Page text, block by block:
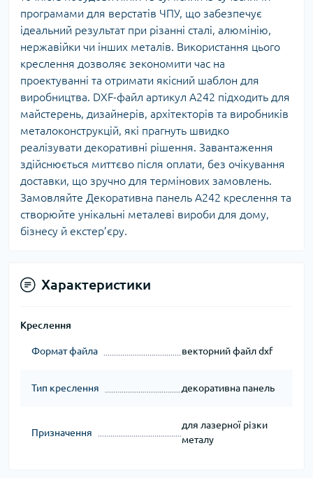
програмами для верстатів ЧПУ, що забезпечує
ідеальний результат при різанні сталі, алюмінію,
нержавійки чи інших металів. Використання цього
креслення дозволяє зекономити час на
проектуванні та отримати якісний шаблон для
виробництва. DXF-файл артикул A242 підходить для
майстерень, дизайнерів, архітекторів та виробників
металоконструкцій, які прагнуть швидко
реалізувати декоративні рішення. Завантаження
здійснюється миттєво після оплати, без очікування
доставки, що зручно для термінових замовлень.
Замовляйте Декоративна панель A242 креслення та
створюйте унікальні металеві вироби для дому,
бізнесу й екстер’єру.
Характеристики
Креслення
Формат файла векторний файл dxf
Тип креслення декоративна панель
Призначення
для лазерної різки
металу